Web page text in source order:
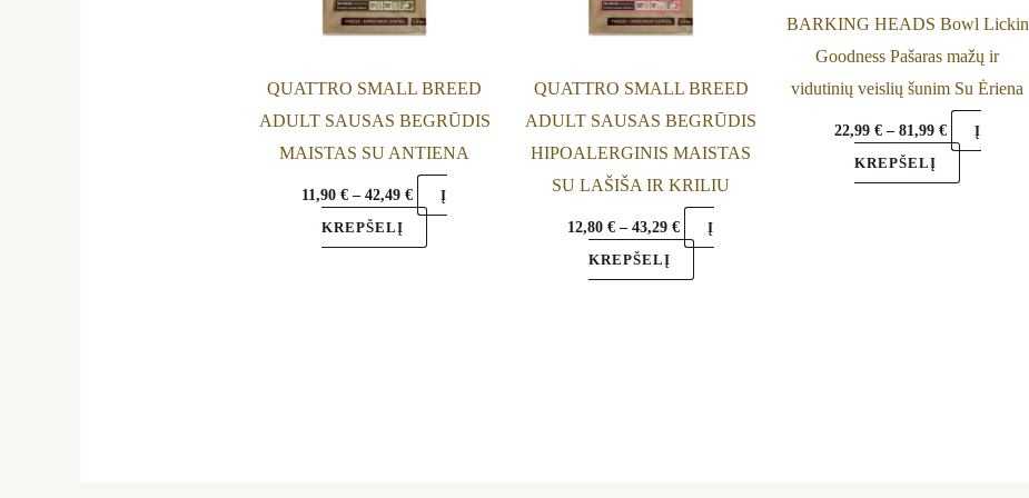
QUATTRO SMALL BREED
ADULT SAUSAS BEGRŪDIS
MAISTAS SU ANTIENA
11,90€ – 42,49€
Į
KREPŠELĮ
be
on
the
product
QUATTRO SMALL BREED
ADULT SAUSAS BEGRŪDIS
HIPOALERGINIS MAISTAS
SU LAŠIŠA IR KRILIU
12,80€ – 43,29€
Į
KREPŠELĮ
be
on
the
product
page
BARKING HEADS Bowl Lickin
Goodness Pašaras mažų ir
vidutinių veislių šunim Su Ėriena
22,99 € – 81,99 €
Į
KREPŠELĮ
be
chosen
on
product
page